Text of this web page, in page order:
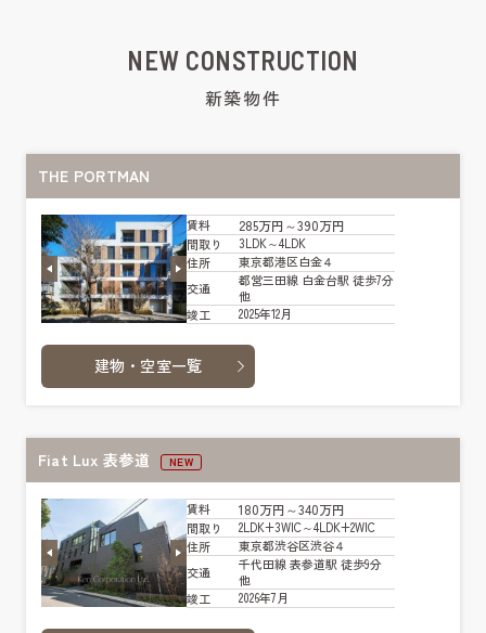
NEW CONSTRUCTION
新築物件
THE PORTMAN
賃料 285万円～390万円
間取り
3LDK～4LDK
住所
東京都港区白金４
交通
都営三田線 白金台駅 徒歩7分
他
竣工
2025年12月
建物・空室一覧
Fiat Lux 表参道 NEW
賃料 180万円～340万円
間取り
2LDK+3WIC～4LDK+2WIC
住所
東京都渋谷区渋谷４
交通
千代田線 表参道駅 徒歩9分
他
竣工
2026年7月